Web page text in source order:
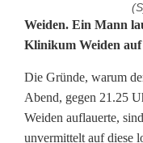
M
n
n
Weiden. Ein Mann
Klinikum Weiden auf
Die Gründe, warum
Abend, gegen 21.25
Weiden auflauerte,
unvermittelt auf diese